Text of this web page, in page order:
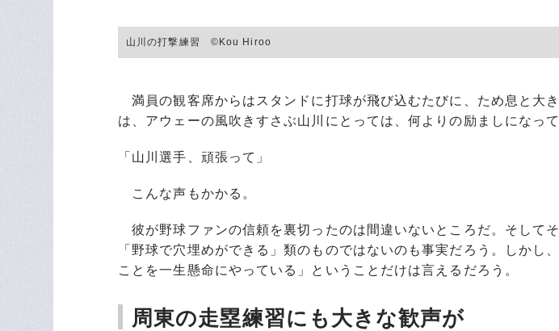
山川の打撃練習 ©Kou Hiroo
満員の観客席からはスタンドに打球が飛び込むたびに、ため息と大
は、アウェーの風吹きすさぶ山川にとっては、何よりの励ましになっ
「山川選手、頑張って」
こんな声もかかる。
彼が野球ファンの信頼を裏切ったのは間違いないところだ。そして
「野球で穴埋めができる」類のものではないのも事実だろう。しかし
ことを一生懸命にやっている」ということだけは言えるだろう。
周東の走塁練習にも大きな歓声が